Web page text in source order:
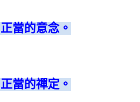
當的意念。
當的禪定。